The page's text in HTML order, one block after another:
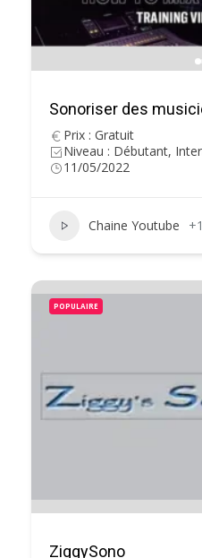
Sonoriser des
Prix : Gratuit
Niveau : Débutant,
11/05/2022
Chaine Youtube +1
POPULAIRE
ZiggySono